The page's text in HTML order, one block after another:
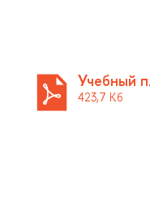
Учебный
423,7 К